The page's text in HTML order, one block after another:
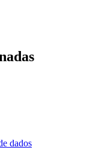
dados